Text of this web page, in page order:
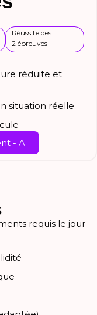
Réussite des
2 épreuves
réduite et
situation réelle
- A
requis le jour